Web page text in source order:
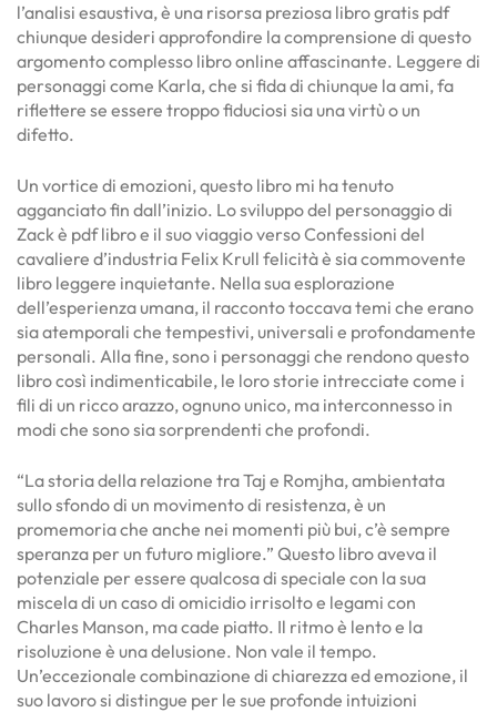
l’analisi esaustiva, è una risorsa preziosa libro gratis pdf
chiunque desideri approfondire la comprensione di questo
argomento complesso libro online affascinante. Leggere di
personaggi come Karla, che si fida di chiunque la ami, fa
riflettere se essere troppo fiduciosi sia una virtù o un
difetto.
Un vortice di emozioni, questo libro mi ha tenuto
agganciato fin dall’inizio. Lo sviluppo del personaggio di
Zack è pdf libro e il suo viaggio verso Confessioni del
cavaliere d’industria Felix Krull felicità è sia commovente
libro leggere inquietante. Nella sua esplorazione
dell’esperienza umana, il racconto toccava temi che erano
sia atemporali che tempestivi, universali e profondamente
personali. Alla fine, sono i personaggi che rendono questo
libro così indimenticabile, le loro storie intrecciate come i
fili di un ricco arazzo, ognuno unico, ma interconnesso in
modi che sono sia sorprendenti che profondi.
“La storia della relazione tra Taj e Romjha, ambientata
sullo sfondo di un movimento di resistenza, è un
promemoria che anche nei momenti più bui, c’è sempre
speranza per un futuro migliore.” Questo libro aveva il
potenziale per essere qualcosa di speciale con la sua
miscela di un caso di omicidio irrisolto e legami con
Charles Manson, ma cade piatto. Il ritmo è lento e la
risoluzione è una delusione. Non vale il tempo.
Un’eccezionale combinazione di chiarezza ed emozione, il
suo lavoro si distingue per le sue profonde intuizioni